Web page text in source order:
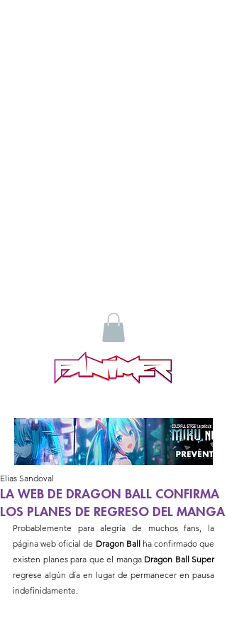
LA WEB DE DRAGON BALL CONFIRMA
LOS PLANES DE REGRESO DEL MANGA
Elias Sandoval
Probablemente para alegría de muchos fans, la
página web oficial de Dragon Ball ha confirmado que
existen planes para que el manga Dragon Ball Super
regrese algún día en lugar de permanecer en pausa
indefinidamente.